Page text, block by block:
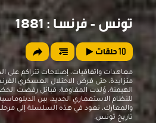
تونس - فرنسا : 1881
10حلقات
معاهدات واتفاقيات، إصلاحات تتراكم على
الهيمنة، وُلدت المقاومة: قبائل رفضت
للنظام الاستعماري الجديد. بين
والمعارك، نعود في هذه السلسلة إلى
تاريخ تونس.